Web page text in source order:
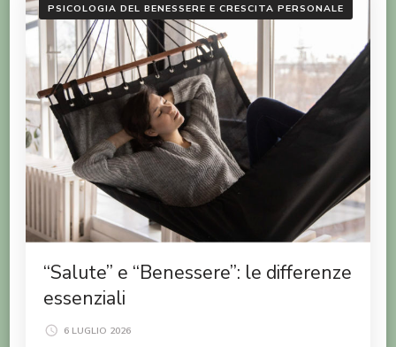
PSICOLOGIA DEL BENESSERE E CRESCITA PERSONALE
“Salute” e “Benessere”: le differenze
essenziali
6 LUGLIO 2026